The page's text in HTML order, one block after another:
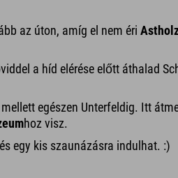
az úton, amíg el nem éri
a híd elérése előtt áthalad
egészen Unterfeldig. Itt
hoz visz.
egy kis szaunázásra indulhat. :)